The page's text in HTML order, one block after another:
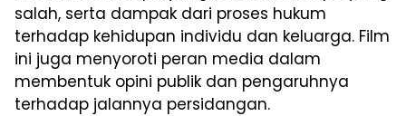
salah, serta dampak dari proses hukum
terhadap kehidupan individu dan keluarga. Film
ini juga menyoroti peran media dalam
membentuk opini publik dan pengaruhnya
terhadap jalannya persidangan.